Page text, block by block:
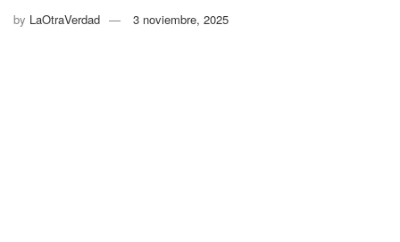
by LaOtraVerdad 3 noviembre, 2025